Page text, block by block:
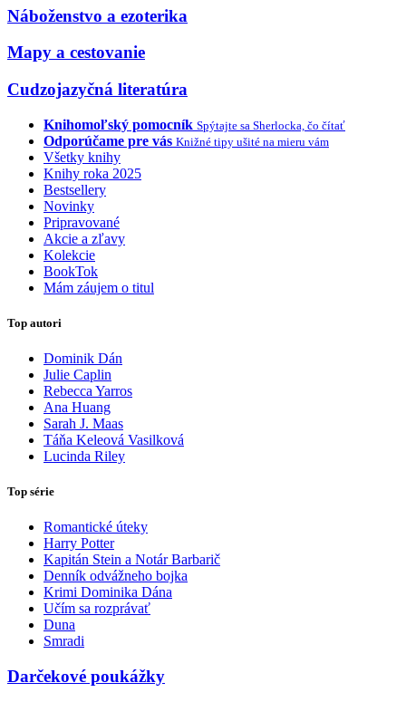
Náboženstvo a ezoterika
Mapy a cestovanie
Cudzojazyčná literatúra
Knihomoľský pomocník Spýtajte sa Sherlocka, čo čítať
Odporúčame pre vás Knižné tipy ušité na mieru vám
Všetky knihy
Knihy roka 2025
Bestsellery
Novinky
Pripravované
Akcie a zľavy
Kolekcie
BookTok
Mám záujem o titul
Top autori
Dominik Dán
Julie Caplin
Rebecca Yarros
Ana Huang
Sarah J. Maas
Táňa Keleová Vasilková
Lucinda Riley
Top série
Romantické úteky
Harry Potter
Kapitán Stein a Notár Barbarič
Denník odvážneho bojka
Krimi Dominika Dána
Učím sa rozprávať
Duna
Smradi
Darčekové poukážky